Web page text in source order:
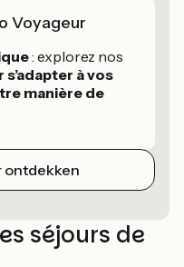
Voyageur
: explorez nos
à vos
manière de
ontdekken
séjours de